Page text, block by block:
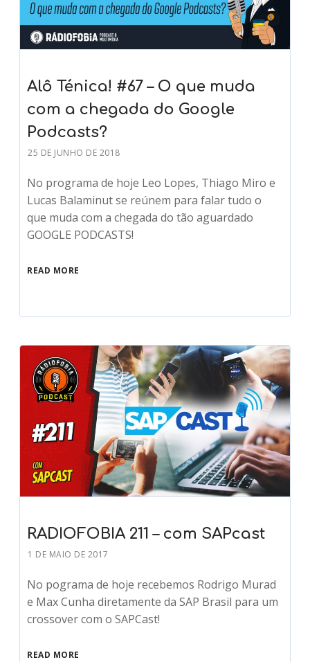
Alô Ténica! #67 – O que muda
com a chegada do Google
Podcasts?
25 DE JUNHO DE 2018
No programa de hoje Leo Lopes, Thiago Miro e
Lucas Balaminut se reúnem para falar tudo o
que muda com a chegada do tão aguardado
GOOGLE PODCASTS!
READ MORE
RADIOFOBIA 211 – com SAPcast
1 DE MAIO DE 2017
No pograma de hoje recebemos Rodrigo Murad
e Max Cunha diretamente da SAP Brasil para um
crossover com o SAPCast!
READ MORE